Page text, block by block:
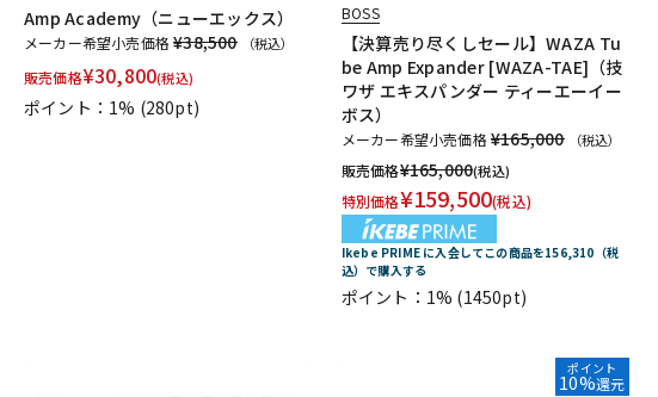
Amp Academy（ニューエックス）
メーカー希望小売価格¥38,500 （税込）
販売価格¥30,800(税込)
ポイント：1% (280pt)
BOSS
【決算売り尽くしセール】WAZA Tu
be Amp Expander [WAZA-TAE]（技
ワザ エキスパンダー ティーエーイー
ボス）
メーカー希望小売価格¥165,000 （税込）
販売価格¥165,000(税込)
特別価格¥159,500(税込)
Ikebe PRIME に入会してこの商品を156,310（税
込）で購入する
ポイント：1% (1450pt)
ポイント
10%還元